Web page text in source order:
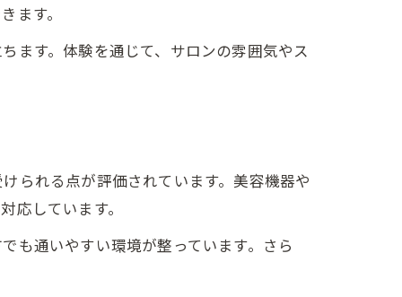
ます。
ます。体験を通じて、サロンの雰囲気やス
られる点が評価されています。美容機器や
応しています。
も通いやすい環境が整っています。さら